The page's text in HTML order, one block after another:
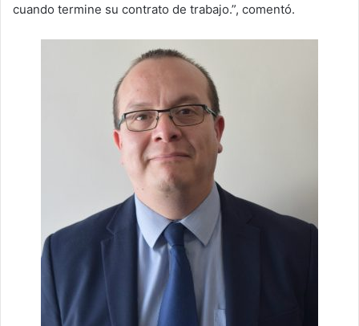
cuando termine su contrato de trabajo.”, comentó.